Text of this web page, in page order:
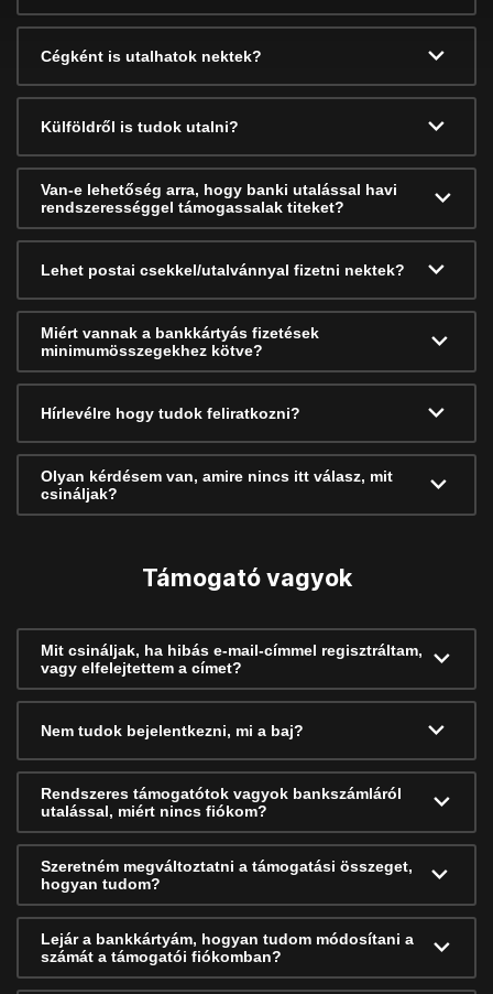
Cégként is utalhatok nektek?
Külföldről is tudok utalni?
Van-e lehetőség arra, hogy banki utalással havi
rendszerességgel támogassalak titeket?
Lehet postai csekkel/utalvánnyal fizetni nektek?
Miért vannak a bankkártyás fizetések
minimumösszegekhez kötve?
Hírlevélre hogy tudok feliratkozni?
Olyan kérdésem van, amire nincs itt válasz, mit
csináljak?
Támogató vagyok
Mit csináljak, ha hibás e-mail-címmel regisztráltam,
vagy elfelejtettem a címet?
Nem tudok bejelentkezni, mi a baj?
Rendszeres támogatótok vagyok bankszámláról
utalással, miért nincs fiókom?
Szeretném megváltoztatni a támogatási összeget,
hogyan tudom?
Lejár a bankkártyám, hogyan tudom módosítani a
számát a támogatói fiókomban?